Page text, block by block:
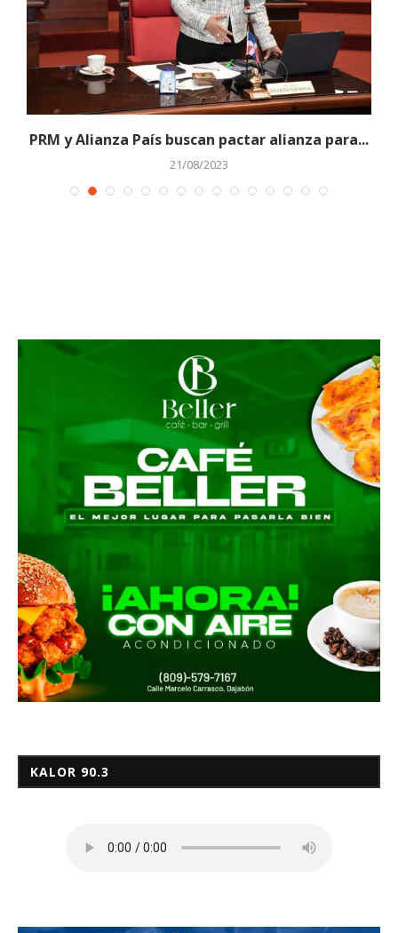
PRM y Alianza País buscan pactar alianza para...
21/08/2023
KALOR 90.3